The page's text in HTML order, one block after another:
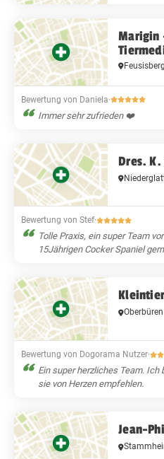
Marigin
Feusisberg
Bewertung von Daniela·
Immer sehr zufrieden ❤️
Dres.
Bewertung von Stef·
Tolle Praxis, ein super Team
15Jährigen Cocker Spaniel
Oberbüren
Bewertung von Dogorama Nutzer·
Ein super herzliches Team. Ich
sie von Herzen empfehlen.
Jean-